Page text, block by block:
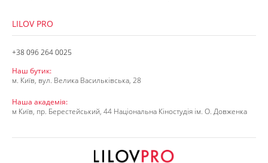
LILOV PRO
+38 096 264 0025
Наш бутик:
м. Київ, вул. Велика Васильківська, 28
Наша академія:
м Київ, пр. Берестейський, 44 Національна Кіностудія ім. О. Довженка